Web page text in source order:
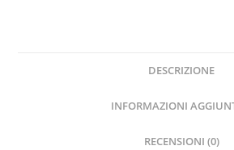
DESCRIZIONE
INFORMAZIONI
RECENSIONI (0)